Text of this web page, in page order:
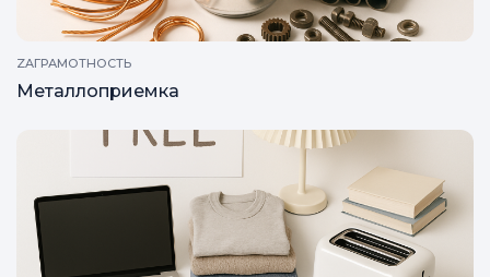
ZAГРАМОТНОСТЬ
Металлоприемка